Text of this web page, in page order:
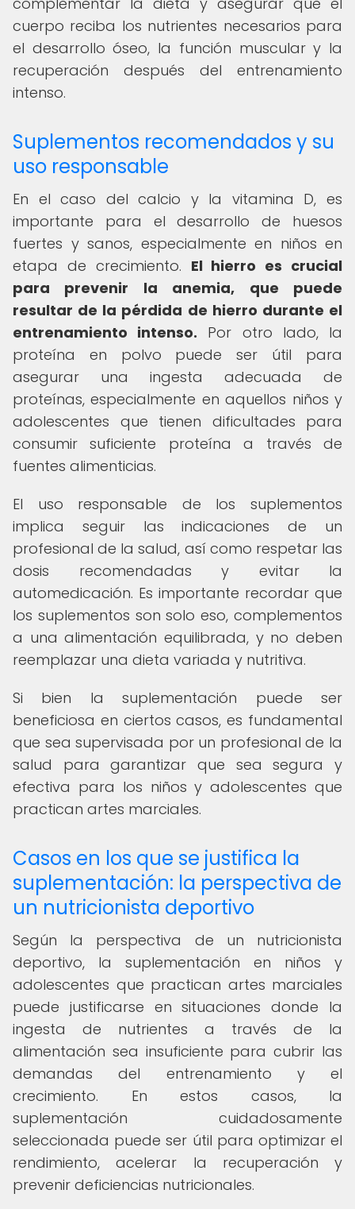
cuerpo reciba los nutrientes necesarios para
el desarrollo óseo, la función muscular y la
recuperación después del entrenamiento
intenso.
Suplementos recomendados y su
uso responsable
En el caso del calcio y la vitamina D, es
importante para el desarrollo de huesos
fuertes y sanos, especialmente en niños en
etapa de crecimiento. El hierro es crucial
para prevenir la anemia, que puede
resultar de la pérdida de hierro durante el
entrenamiento intenso. Por otro lado, la
proteína en polvo puede ser útil para
asegurar una ingesta adecuada de
proteínas, especialmente en aquellos niños y
adolescentes que tienen dificultades para
consumir suficiente proteína a través de
fuentes alimenticias.
El uso responsable de los suplementos
implica seguir las indicaciones de un
profesional de la salud, así como respetar las
dosis recomendadas y evitar la
automedicación. Es importante recordar que
los suplementos son solo eso, complementos
a una alimentación equilibrada, y no deben
reemplazar una dieta variada y nutritiva.
Si bien la suplementación puede ser
beneficiosa en ciertos casos, es fundamental
que sea supervisada por un profesional de la
salud para garantizar que sea segura y
efectiva para los niños y adolescentes que
practican artes marciales.
Casos en los que se justifica la
suplementación: la perspectiva de
un nutricionista deportivo
Según la perspectiva de un nutricionista
deportivo, la suplementación en niños y
adolescentes que practican artes marciales
puede justificarse en situaciones donde la
ingesta de nutrientes a través de la
alimentación sea insuficiente para cubrir las
demandas del entrenamiento y el
crecimiento. En estos casos, la
suplementación cuidadosamente
seleccionada puede ser útil para optimizar el
rendimiento, acelerar la recuperación y
prevenir deficiencias nutricionales.